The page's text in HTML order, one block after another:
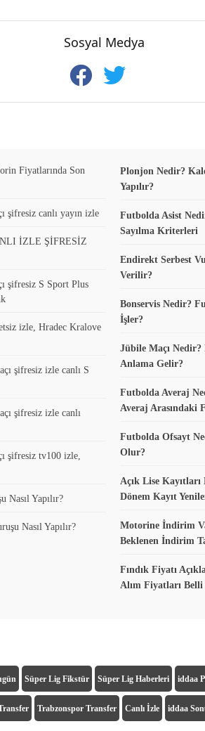
Sosyal Medya
Fiyatlarında Son
şifresiz canlı yayın izle
İZLE ŞİFRESİZ
şifresiz S Sport Plus
izle, Hradec Kralove
şifresiz izle canlı S
şifresiz izle canlı
şifresiz tv100 izle,
Yapılır?
Nasıl Yapılır?
Plonjon Nedir?
Yapılır?
Futbolda Asist
Sayılma Kriterleri
Endirekt Serbest
Verilir?
Bonservis Nedir?
İşler?
Jübile Maçı
Anlama Gelir?
Futbolda Averaj
Averaj Arasındaki
Futbolda Ofsayt
Olur?
Açık Lise
Dönem Kayıt
Motorine İndirim
Beklenen İndirim
Fındık Fiyatı
Alım Fiyatları
Süper Lig Fikstür Süper Lig Haberleri iddaa
Trabzonspor Transfer Canlı İzle iddaa